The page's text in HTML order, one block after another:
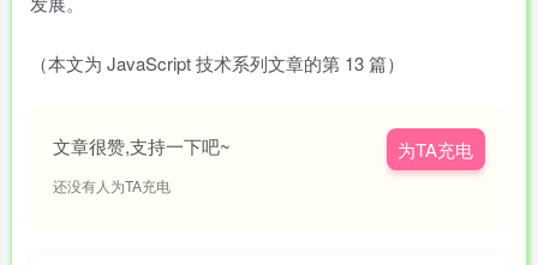
（本文为 JavaScript 技术系列文章的第 13 篇）
文章很赞,支持一下吧~
还没有人为TA充电
为TA充电